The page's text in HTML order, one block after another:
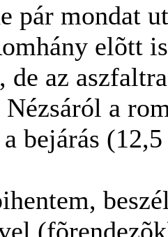
pár mondat
elõtt
de az
a
bejárás